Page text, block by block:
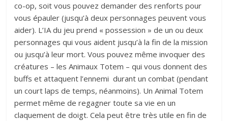
co-op, soit vous pouvez demander des renforts pour
vous épauler (jusqu’à deux personnages peuvent vous
aider). L’IA du jeu prend « possession » de un ou deux
personnages qui vous aident jusqu’à la fin de la mission
ou jusqu’à leur mort. Vous pouvez même invoquer des
créatures – les Animaux Totem – qui vous donnent des
buffs et attaquent l’ennemi durant un combat (pendant
un court laps de temps, néanmoins). Un Animal Totem
permet même de regagner toute sa vie en un
claquement de doigt. Cela peut être très utile en fin de